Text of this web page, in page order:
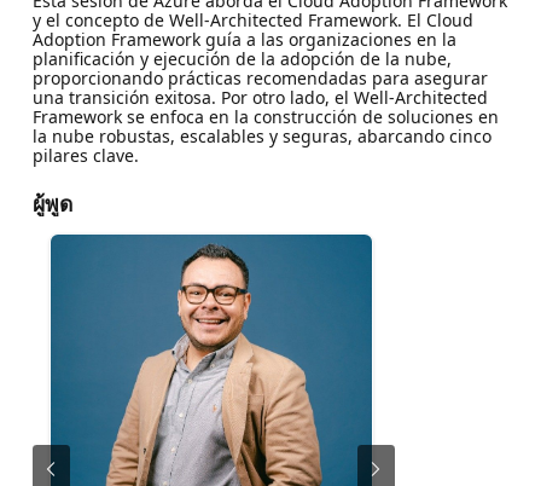
y el concepto de Well-Architected Framework. El Cloud
Adoption Framework guía a las organizaciones en la
planificación y ejecución de la adopción de la nube,
proporcionando prácticas recomendadas para asegurar
una transición exitosa. Por otro lado, el Well-Architected
Framework se enfoca en la construcción de soluciones en
la nube robustas, escalables y seguras, abarcando cinco
pilares clave.
ผู้พูด